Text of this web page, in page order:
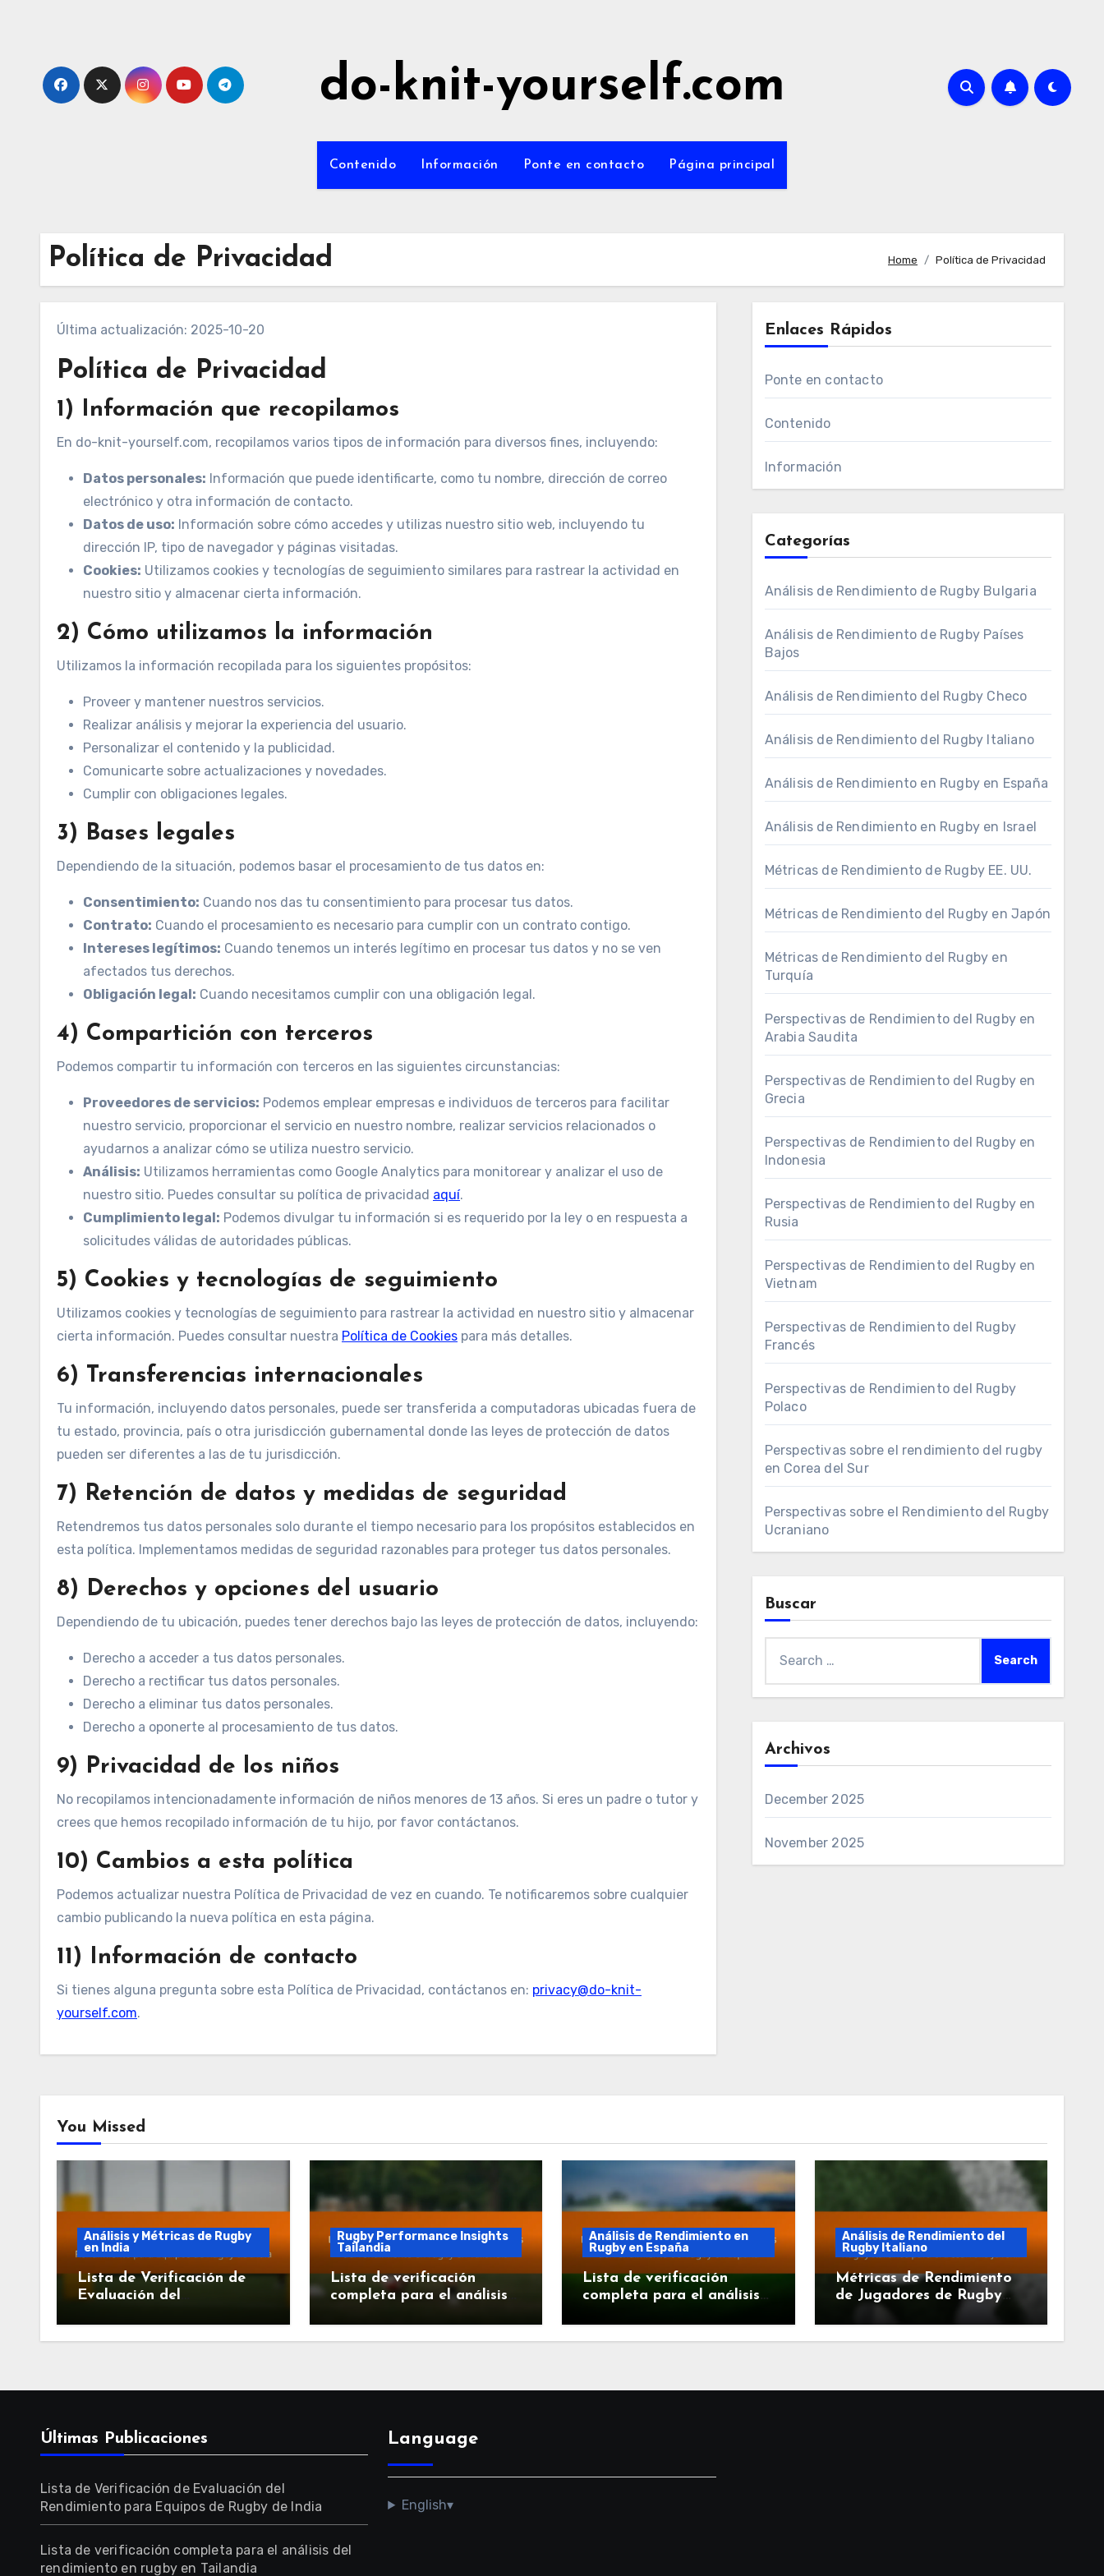
do-knit-yourself.com
Contenido Información Ponte en contacto Página principal
Política de Privacidad Home Política de Privacidad
Última actualización: 2025-10-20
Política de Privacidad
1) Información que recopilamos
En do-knit-yourself.com, recopilamos varios tipos de información para diversos fines, incluyendo:
Datos personales: Información que puede identificarte, como tu nombre, dirección de correo
electrónico y otra información de contacto.
Datos de uso: Información sobre cómo accedes y utilizas nuestro sitio web, incluyendo tu
dirección IP, tipo de navegador y páginas visitadas.
Cookies: Utilizamos cookies y tecnologías de seguimiento similares para rastrear la actividad en
nuestro sitio y almacenar cierta información.
2) Cómo utilizamos la información
Utilizamos la información recopilada para los siguientes propósitos:
Proveer y mantener nuestros servicios.
Realizar análisis y mejorar la experiencia del usuario.
Personalizar el contenido y la publicidad.
Comunicarte sobre actualizaciones y novedades.
Cumplir con obligaciones legales.
3) Bases legales
Dependiendo de la situación, podemos basar el procesamiento de tus datos en:
Consentimiento: Cuando nos das tu consentimiento para procesar tus datos.
Contrato: Cuando el procesamiento es necesario para cumplir con un contrato contigo.
Intereses legítimos: Cuando tenemos un interés legítimo en procesar tus datos y no se ven
afectados tus derechos.
Obligación legal: Cuando necesitamos cumplir con una obligación legal.
4) Compartición con terceros
Podemos compartir tu información con terceros en las siguientes circunstancias:
Proveedores de servicios: Podemos emplear empresas e individuos de terceros para facilitar
nuestro servicio, proporcionar el servicio en nuestro nombre, realizar servicios relacionados o
ayudarnos a analizar cómo se utiliza nuestro servicio.
Análisis: Utilizamos herramientas como Google Analytics para monitorear y analizar el uso de
nuestro sitio. Puedes consultar su política de privacidad aquí.
Cumplimiento legal: Podemos divulgar tu información si es requerido por la ley o en respuesta a
solicitudes válidas de autoridades públicas.
5) Cookies y tecnologías de seguimiento
Utilizamos cookies y tecnologías de seguimiento para rastrear la actividad en nuestro sitio y almacenar
cierta información. Puedes consultar nuestra Política de Cookies para más detalles.
6) Transferencias internacionales
Tu información, incluyendo datos personales, puede ser transferida a computadoras ubicadas fuera de
tu estado, provincia, país o otra jurisdicción gubernamental donde las leyes de protección de datos
pueden ser diferentes a las de tu jurisdicción.
7) Retención de datos y medidas de seguridad
Retendremos tus datos personales solo durante el tiempo necesario para los propósitos establecidos en
esta política. Implementamos medidas de seguridad razonables para proteger tus datos personales.
8) Derechos y opciones del usuario
Dependiendo de tu ubicación, puedes tener derechos bajo las leyes de protección de datos, incluyendo:
Derecho a acceder a tus datos personales.
Derecho a rectificar tus datos personales.
Derecho a eliminar tus datos personales.
Derecho a oponerte al procesamiento de tus datos.
9) Privacidad de los niños
No recopilamos intencionadamente información de niños menores de 13 años. Si eres un padre o tutor y
crees que hemos recopilado información de tu hijo, por favor contáctanos.
10) Cambios a esta política
Podemos actualizar nuestra Política de Privacidad de vez en cuando. Te notificaremos sobre cualquier
cambio publicando la nueva política en esta página.
11) Información de contacto
Si tienes alguna pregunta sobre esta Política de Privacidad, contáctanos en: privacy@do-knit-
yourself.com.
Enlaces Rápidos
Ponte en contacto
Contenido
Información
Categorías
Análisis de Rendimiento de Rugby Bulgaria
Análisis de Rendimiento de Rugby Países
Bajos
Análisis de Rendimiento del Rugby Checo
Análisis de Rendimiento del Rugby Italiano
Análisis de Rendimiento en Rugby en España
Análisis de Rendimiento en Rugby en Israel
Métricas de Rendimiento de Rugby EE. UU.
Métricas de Rendimiento del Rugby en Japón
Métricas de Rendimiento del Rugby en
Turquía
Perspectivas de Rendimiento del Rugby en
Arabia Saudita
Perspectivas de Rendimiento del Rugby en
Grecia
Perspectivas de Rendimiento del Rugby en
Indonesia
Perspectivas de Rendimiento del Rugby en
Rusia
Perspectivas de Rendimiento del Rugby en
Vietnam
Perspectivas de Rendimiento del Rugby
Francés
Perspectivas de Rendimiento del Rugby
Polaco
Perspectivas sobre el rendimiento del rugby
en Corea del Sur
Perspectivas sobre el Rendimiento del Rugby
Ucraniano
Buscar
for:
Archivos
December 2025
November 2025
You Missed
Análisis y Métricas de Rugby
en India
Lista de Verificación de
Evaluación del
de Rugby de India
Rugby Performance Insights
Tailandia
Lista de verificación
completa para el análisis
en Tailandia
Análisis de Rendimiento en
Rugby en España
Lista de verificación
completa para el análisis
en España
Análisis de Rendimiento del
Rugby Italiano
Métricas de Rendimiento
de Jugadores de Rugby
Desarrollo Juvenil
Últimas Publicaciones
Lista de Verificación de Evaluación del
Rendimiento para Equipos de Rugby de India
Lista de verificación completa para el análisis del
rendimiento en rugby en Tailandia
Language
English▾